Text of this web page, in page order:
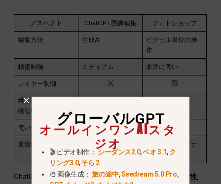
アスペクト ChatGPT画像編集 フォトショップ
編集方法 生成AI
ピクセル単位の操
作
精密制御 ミディアム 非常に高い
レイヤー制御
繰り返し可能な正
確な編集
使いやすさ 非常に簡単 専門知識が必要
最適な使用例
クリエイティブな
編集とコンセプト
プロフェッショナ
ルなレタッチ
ChatGPTは焦点を当てています意味理解と生成的な一貫性
グローバルGPT
オールインワンAIスタ
ジオ
🎬 ビデオ制作：シーダンス2.0,ベオ 3.1,ク
リング3.0,そら 2
🎨 画像生成：旅の途中,Seedream 5.0 Pro,